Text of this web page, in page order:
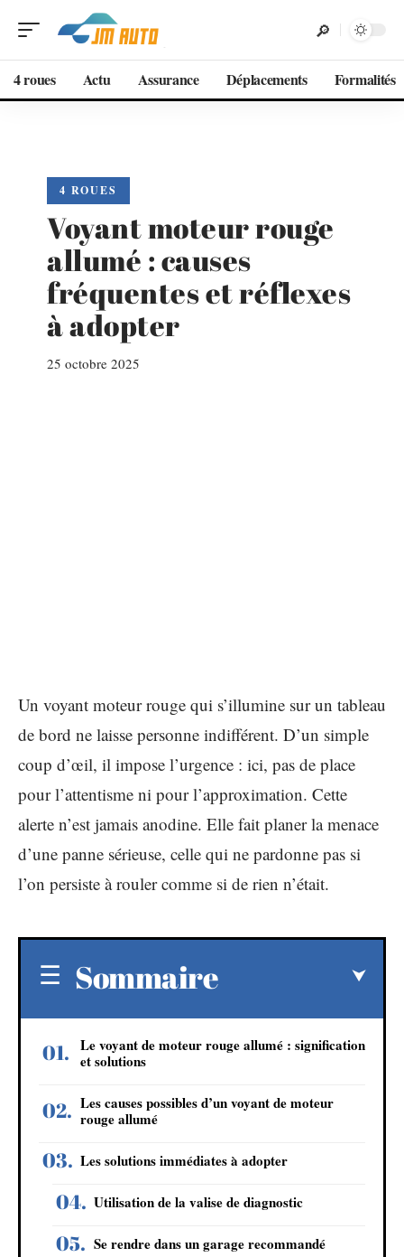
4 roues Actu Assurance Déplacements Formalités
4 ROUES
Voyant moteur rouge
allumé : causes
fréquentes et réflexes
à adopter
25 octobre 2025
Un voyant moteur rouge qui s’illumine sur un tableau
de bord ne laisse personne indifférent. D’un simple
coup d’œil, il impose l’urgence : ici, pas de place
pour l’attentisme ni pour l’approximation. Cette
alerte n’est jamais anodine. Elle fait planer la menace
d’une panne sérieuse, celle qui ne pardonne pas si
l’on persiste à rouler comme si de rien n’était.
Sommaire
Le voyant de moteur rouge allumé : signification
et solutions
Les causes possibles d’un voyant de moteur
rouge allumé
Les solutions immédiates à adopter
Utilisation de la valise de diagnostic
Se rendre dans un garage recommandé